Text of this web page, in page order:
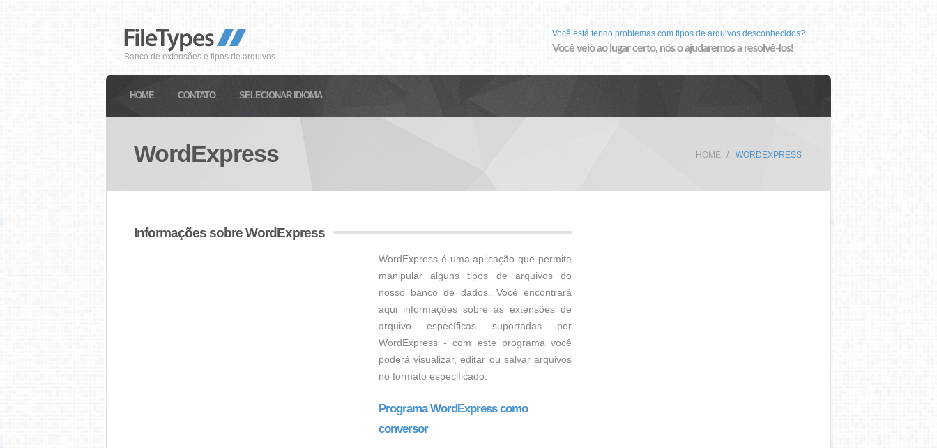
Banco de extensões e tipos de arquivos
Você está tendo problemas com tipos de arquivos desconhecidos?
Você veio ao lugar certo, nós o ajudaremos a resolvê-los!
HOME CONTATO SELECIONAR IDIOMA
WordExpress HOME WORDEXPRESS
Informações sobre WordExpress
WordExpress é uma aplicação que permite
manipular alguns tipos de arquivos do
nosso banco de dados. Você encontrará
aqui informações sobre as extensões de
arquivo específicas suportadas por
WordExpress - com este programa você
poderá visualizar, editar ou salvar arquivos
no formato especificado.
Programa WordExpress como
conversor